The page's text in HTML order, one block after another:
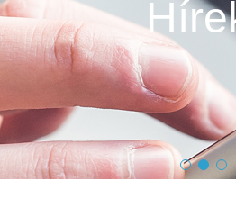
Csatlakozzon
csapatunkhoz!